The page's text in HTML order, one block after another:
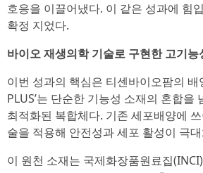
호응을 이끌어냈다. 이 같은 성과에 힘
확정 지었다.
바이오 재생의학 기술로 구현한 고기
이번 성과의 핵심은 티센바이오팜의 배
PLUS’는 단순한 기능성 소재의 혼합
최적화된 복합체다. 기존 세포배양에
술을 적용해 안전성과 세포 활성이 극
이 원천 소재는 국제화장품원료집